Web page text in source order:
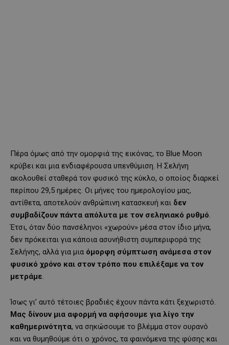
Πέρα όμως από την ομορφιά της εικόνας, το Blue Moon
κρύβει και μια ενδιαφέρουσα υπενθύμιση. Η Σελήνη
ακολουθεί σταθερά τον φυσικό της κύκλο, ο οποίος διαρκεί
περίπου 29,5 ημέρες. Οι μήνες του ημερολογίου μας,
αντίθετα, αποτελούν ανθρώπινη κατασκευή και δεν
συμβαδίζουν πάντα απόλυτα με τον σεληνιακό ρυθμό.
Έτσι, όταν δύο πανσέληνοι «χωρούν» μέσα στον ίδιο μήνα,
δεν πρόκειται για κάποια ασυνήθιστη συμπεριφορά της
Σελήνης, αλλά για μια όμορφη σύμπτωση ανάμεσα στον
φυσικό χρόνο και στον τρόπο που επιλέξαμε να τον
μετράμε.
Ίσως γι’ αυτό τέτοιες βραδιές έχουν πάντα κάτι ξεχωριστό.
Μας δίνουν μια αφορμή να αφήσουμε για λίγο την
καθημερινότητα, να σηκώσουμε το βλέμμα στον ουρανό
και να θυμηθούμε ότι ο χρόνος, τα φαινόμενα της φύσης και